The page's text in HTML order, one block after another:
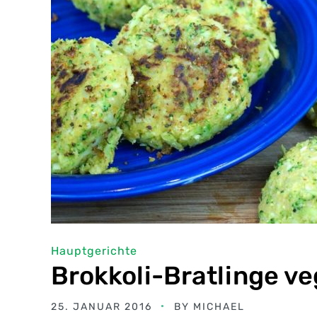
Hauptgerichte
Brokkoli-Bratlinge
25. JANUAR 2016 BY MICHAEL